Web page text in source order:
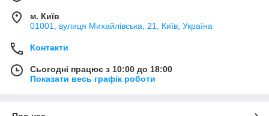
м. Київ
01001, вулиця Михайлівська, 21, Київ, Україна
Контакти
Сьогодні працює з 10:00 до 18:00
Показати весь графік роботи